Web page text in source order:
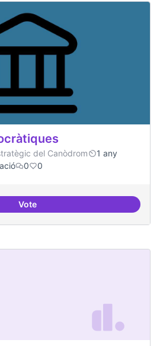
del Canòdrom
1 any
0 0
VoteTrobades democràtiques